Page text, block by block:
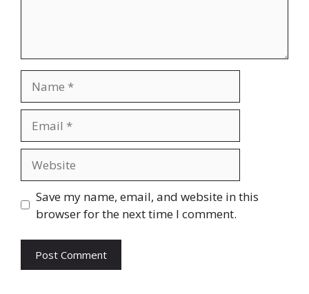
Save my name, email, and website in this
browser for the next time I comment.